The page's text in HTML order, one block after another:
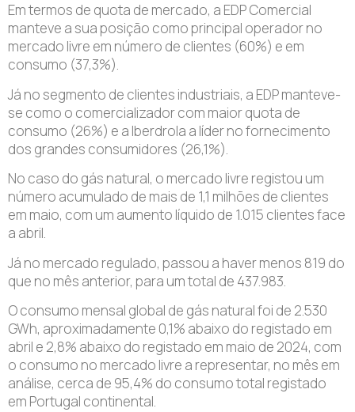
Em termos de quota de mercado, a EDP Comercial
manteve a sua posição como principal operador no
mercado livre em número de clientes (60%) e em
consumo (37,3%).
Já no segmento de clientes industriais, a EDP manteve-
se como o comercializador com maior quota de
consumo (26%) e a Iberdrola a líder no fornecimento
dos grandes consumidores (26,1%).
No caso do gás natural, o mercado livre registou um
número acumulado de mais de 1,1 milhões de clientes
em maio, com um aumento líquido de 1.015 clientes face
a abril.
Já no mercado regulado, passou a haver menos 819 do
que no mês anterior, para um total de 437.983.
O consumo mensal global de gás natural foi de 2.530
GWh, aproximadamente 0,1% abaixo do registado em
abril e 2,8% abaixo do registado em maio de 2024, com
o consumo no mercado livre a representar, no mês em
análise, cerca de 95,4% do consumo total registado
em Portugal continental.